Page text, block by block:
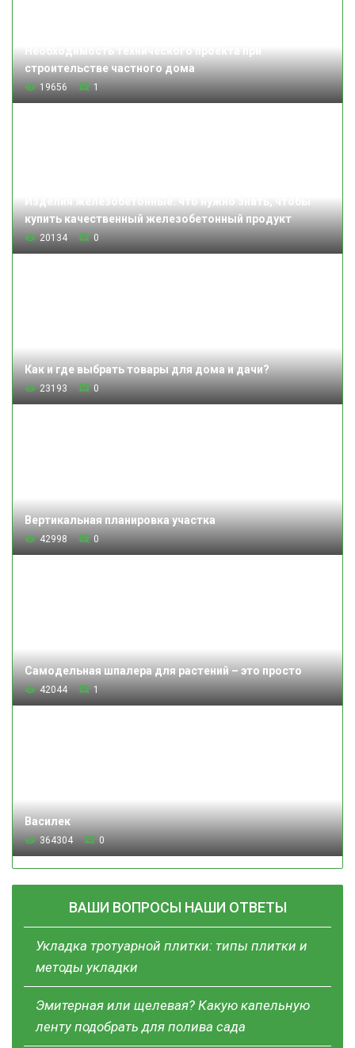
строительстве частного дома
19656 1
купить качественный железобетонный продукт
20134 0
Как и где выбрать товары для дома и дачи?
23193 0
Вертикальная планировка участка
42998 0
Самодельная шпалера для растений – это просто
42044 1
Василек
364304 0
ВАШИ ВОПРОСЫ НАШИ ОТВЕТЫ
Укладка тротуарной плитки: типы плитки и
методы укладки
Эмитерная или щелевая? Какую капельную
ленту подобрать для полива сада